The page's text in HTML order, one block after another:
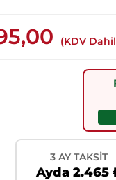
(KDV
3 AY TAKSIT
Ayda 2.465